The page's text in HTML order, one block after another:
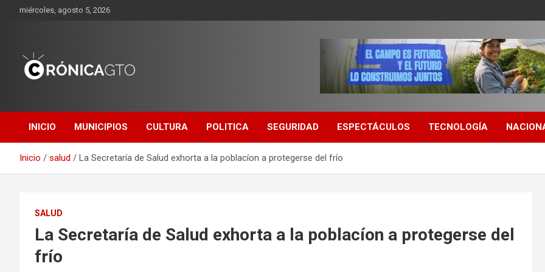
miércoles, agosto 5, 2026
GUANAJUATO
INICIO MUNICIPIOS CULTURA POLITICA SEGURIDAD ESPECTÁCULOS TECNOLOGÍA
Inicio salud La Secretaría de Salud exhorta a la poblacíon a protegerse del frío
SALUD
La Secretaría de Salud exhorta a la poblacíon a protegerse del
frío